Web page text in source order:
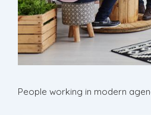
People working in modern